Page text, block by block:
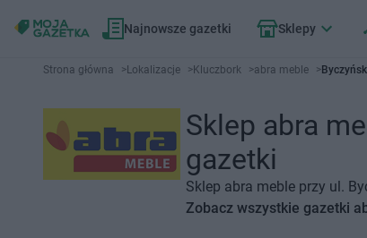
Najnowsze gazetki Sklepy
Strona główna >Lokalizacje >Kluczbork >abra meble >
Sklep abra
gazetki
Sklep abra meble przy ul.
Zobacz wszystkie gazetki